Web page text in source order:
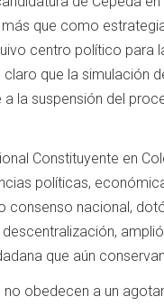
que como
centro político para
que la simulación
la suspensión del
Constituyente en
políticas,
consenso nacional,
que aún
obedecen a un